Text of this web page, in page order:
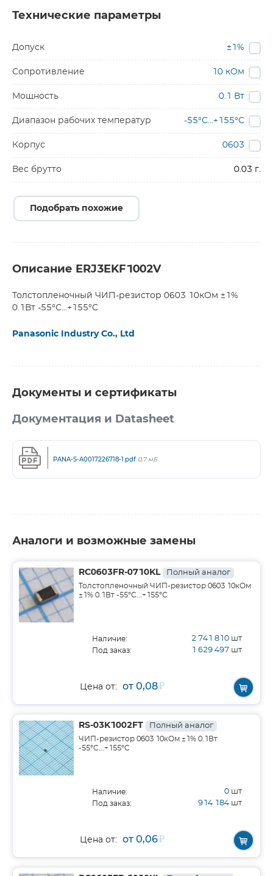
Технические параметры
Допуск ±1%
Сопротивление 10 кОм
Мощность 0.1 Вт
Диапазон рабочих температур -55°C...+155°C
Корпус 0603
Вес брутто 0.03 г.
Подобрать похожие
Описание ERJ3EKF1002V
Толстопленочный ЧИП-резистор 0603 10кОм ±1%
0.1Вт -55°С...+155°С
Panasonic Industry Co., Ltd
Документы и сертификаты
Документация и Datasheet
PANA-S-A0017226718-1.pdf 0,7 мБ
Аналоги и возможные замены
RC0603FR-0710KL Полный аналог
Толстопленочный ЧИП-резистор 0603 10кОм
±1% 0.1Вт -55°С...+155°С
Наличие: 2 741 810 шт
Под заказ: 1 629 497 шт
Цена от: от 0,08₽
RS-03K1002FT Полный аналог
ЧИП-резистор 0603 10кОм ±1% 0.1Вт
-55°C...+155°C
Наличие: 0 шт
Под заказ: 914 184 шт
Цена от: от 0,06₽